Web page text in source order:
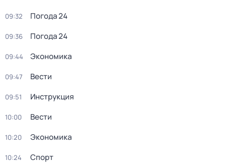
09:32 Погода 24
09:36 Погода 24
09:44 Экономика
09:47 Вести
09:51 Инструкция
10:00 Вести
10:20 Экономика
10:24 Спорт